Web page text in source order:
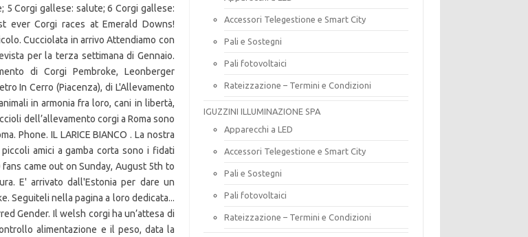
Accessori Telegestione e Smart City
Pali e Sostegni
Pali fotovoltaici
Rateizzazione – Termini e Condizioni
IGUZZINI ILLUMINAZIONE SPA
Apparecchi a LED
Accessori Telegestione e Smart City
Pali e Sostegni
Pali fotovoltaici
Rateizzazione – Termini e Condizioni